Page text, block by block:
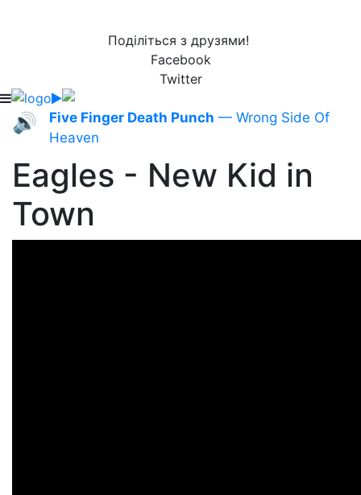
Поділіться з друзями!
Facebook
Twitter
🔊 Five Finger Death Punch — Wrong Side Of
Heaven
Eagles - New Kid in
Town